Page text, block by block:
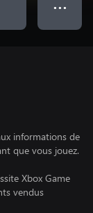
● ● ●
informations de
que vous jouez.
Xbox Game
vendus